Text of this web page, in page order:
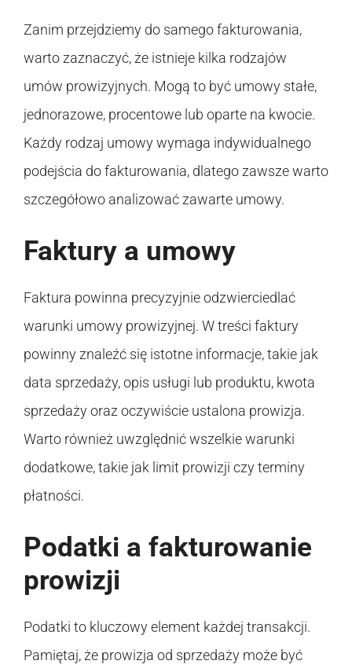
Zanim przejdziemy do samego fakturowania,
warto zaznaczyć, że istnieje kilka rodzajów
umów prowizyjnych. Mogą to być umowy stałe,
jednorazowe, procentowe lub oparte na kwocie.
Każdy rodzaj umowy wymaga indywidualnego
podejścia do fakturowania, dlatego zawsze warto
szczegółowo analizować zawarte umowy.
Faktury a umowy
Faktura powinna precyzyjnie odzwierciedlać
warunki umowy prowizyjnej. W treści faktury
powinny znaleźć się istotne informacje, takie jak
data sprzedaży, opis usługi lub produktu, kwota
sprzedaży oraz oczywiście ustalona prowizja.
Warto również uwzględnić wszelkie warunki
dodatkowe, takie jak limit prowizji czy terminy
płatności.
Podatki a fakturowanie
prowizji
Podatki to kluczowy element każdej transakcji.
Pamiętaj, że prowizja od sprzedaży może być